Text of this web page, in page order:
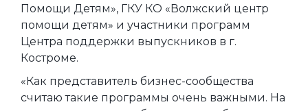
Помощи Детям», ГКУ КО «Волжский центр
помощи детям» и участники программ
Центра поддержки выпускников в г.
Костроме.
«Как представитель бизнес-сообщества
считаю такие программы очень важными. На